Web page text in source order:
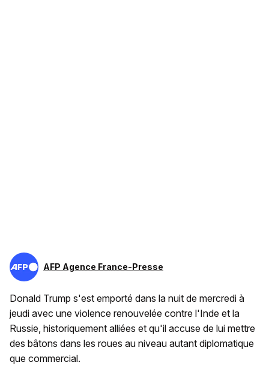
AFP Agence France-Presse
Donald Trump s'est emporté dans la nuit de mercredi à
jeudi avec une violence renouvelée contre l'Inde et la
Russie, historiquement alliées et qu'il accuse de lui mettre
des bâtons dans les roues au niveau autant diplomatique
que commercial.